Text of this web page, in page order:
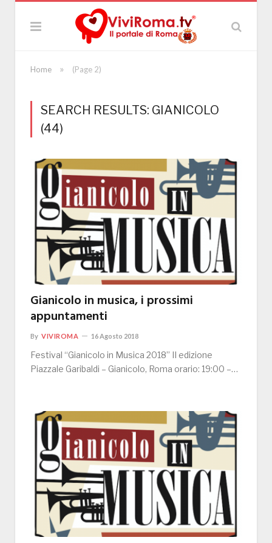
Home » (Page 2)
SEARCH RESULTS: GIANICOLO
(44)
Gianicolo in musica, i prossimi
appuntamenti
By VIVIROMA 16 Agosto 2018
Festival “Gianicolo in Musica 2018” II edizione
Piazzale Garibaldi – Gianicolo, Roma orario: 19:00 –…